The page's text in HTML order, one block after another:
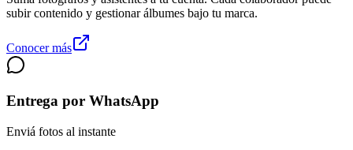
subir contenido y gestionar álbumes bajo tu marca.
Conocer más
Entrega por WhatsApp
Enviá fotos al instante